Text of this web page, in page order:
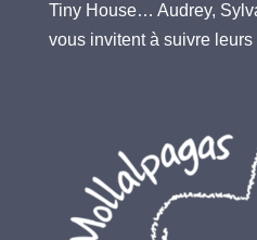
Tiny House… Audrey,
vous invitent à suivre leurs